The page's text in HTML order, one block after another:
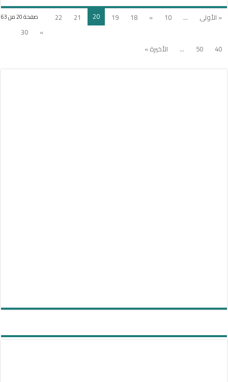
صفحة 20 من 63 « الأولى ...
10
«
18
19
20
21
22
»
30
40
50
... الأخيرة »